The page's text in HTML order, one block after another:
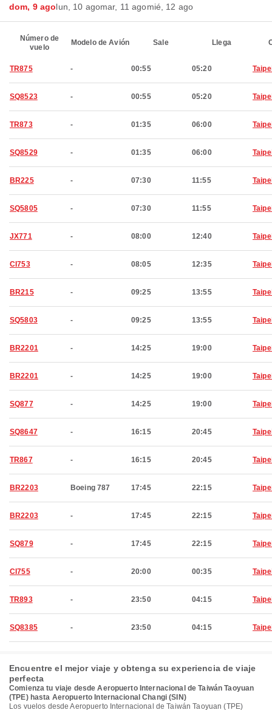
dom, 9 agolun, 10 agomar, 11 agomié, 12 ago
Número de
vuelo
Modelo de Avión Sale Llega
TR875 - 00:55 05:20
SQ8523 - 00:55 05:20
TR873 - 01:35 06:00
SQ8529 - 01:35 06:00
BR225 - 07:30 11:55
SQ5805 - 07:30 11:55
JX771 - 08:00 12:40
CI753 - 08:05 12:35
BR215 - 09:25 13:55
SQ5803 - 09:25 13:55
BR2201 - 14:25 19:00
BR2201 - 14:25 19:00
SQ877 - 14:25 19:00
SQ8647 - 16:15 20:45
TR867 - 16:15 20:45
BR2203 Boeing 787 17:45 22:15
BR2203 - 17:45 22:15
SQ879 - 17:45 22:15
CI755 - 20:00 00:35
TR893 - 23:50 04:15
SQ8385 - 23:50 04:15
Encuentre el mejor viaje y obtenga su experiencia de viaje
perfecta
Comienza tu viaje desde Aeropuerto Internacional de Taiwán Taoyuan
(TPE) hasta Aeropuerto Internacional Changi (SIN)
Los vuelos desde Aeropuerto Internacional de Taiwán Taoyuan (TPE)